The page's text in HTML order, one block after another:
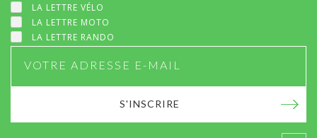
LA LETTRE VÉLO
LA LETTRE MOTO
LA LETTRE RANDO
S'INSCRIRE